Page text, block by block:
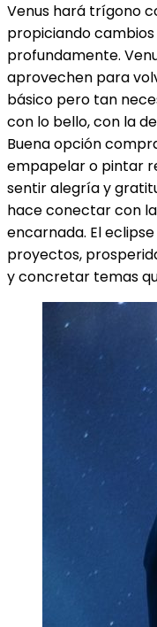
Venus hará trígono
propiciando
profundamente.
aprovechen para
básico pero tan
con lo bello, con la
Buena opción
empapelar o pintar
sentir alegría y
hace conectar con
encarnada. El
proyectos,
y concretar temas